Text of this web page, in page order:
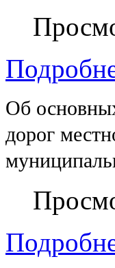
Об
дорог